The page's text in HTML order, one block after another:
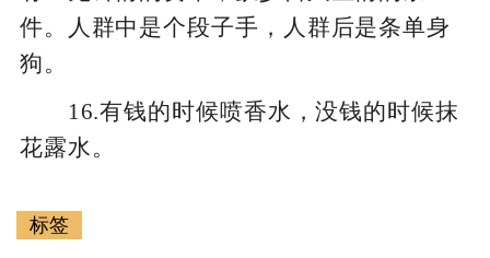
件。人群中是个段子手，人群后是条单身
狗。
16.有钱的时候喷香水，没钱的时候抹
花露水。
标签